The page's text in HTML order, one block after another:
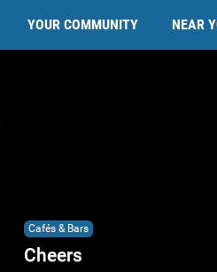
YOUR COMMUNITY NEAR
Cafés & Bars
Cheers